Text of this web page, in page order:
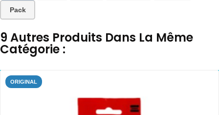
Pack
9 Autres Produits Dans La Même
Catégorie :
ORIGINAL